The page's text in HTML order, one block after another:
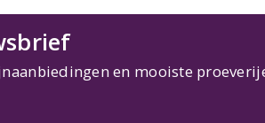
en mooiste